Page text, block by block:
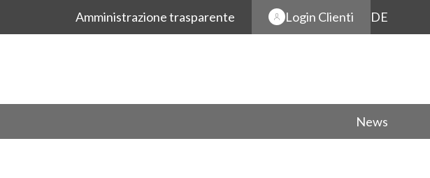
Amministrazione trasparente Login Clienti DE
News